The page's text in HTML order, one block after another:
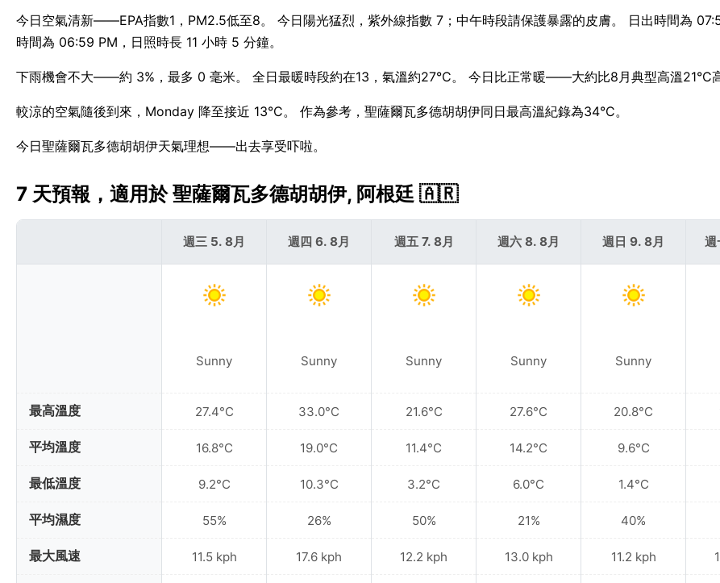
今日空氣清新——EPA指數1，PM2.5低至8。 今日陽光猛烈，紫外線指數 7；中午時段請保護暴露的皮膚。 日出時間為
時間為 06:59 PM，日照時長 11 小時 5 分鐘。
下雨機會不大——約 3%，最多 0 毫米。 全日最暖時段約在13，氣溫約27°C。 今日比正常暖——大約比8月典型高溫21°C高
較涼的空氣隨後到來，Monday 降至接近 13°C。 作為參考，聖薩爾瓦多德胡胡伊同日最高溫紀錄為34°C。
今日聖薩爾瓦多德胡胡伊天氣理想——出去享受吓啦。
7 天預報，適用於 聖薩爾瓦多德胡胡伊, 阿根廷 🇦🇷
最高溫度
平均溫度
最低溫度
平均濕度
最大風速
週三 5. 8月
Sunny
27.4°C
16.8°C
9.2°C
55%
11.5 kph
週四 6. 8月
Sunny
33.0°C
19.0°C
10.3°C
26%
17.6 kph
週五 7. 8月
Sunny
21.6°C
11.4°C
3.2°C
50%
12.2 kph
週六 8. 8月
Sunny
27.6°C
14.2°C
6.0°C
21%
13.0 kph
週日 9. 8月
Sunny
20.8°C
9.6°C
1.4°C
40%
11.2 kph
週